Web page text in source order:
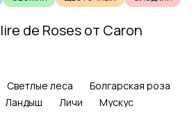
de Rosesот Caron
Светлые леса
Болгарская роза
Ландыш Личи
Мускус